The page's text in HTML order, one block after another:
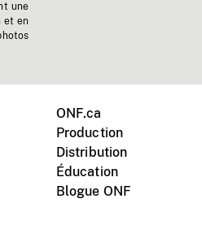
une
et en
ONF.ca
Production
Distribution
Éducation
Blogue ONF